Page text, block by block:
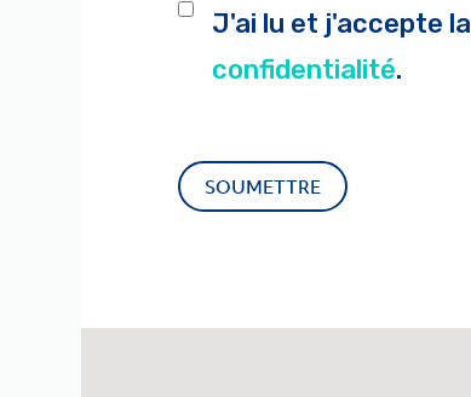
J'ai lu et j'accepte la
confidentialité.